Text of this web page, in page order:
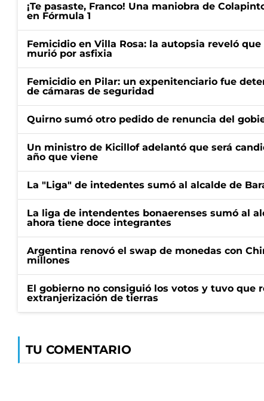
¡Te pasaste, Franco! Una maniobra de
en Fórmula 1
Femicidio en Villa Rosa: la autopsia reveló
murió por asfixia
Femicidio en Pilar: un expenitenciario fue
de cámaras de seguridad
Quirno sumó otro pedido de renuncia del
Un ministro de Kicillof adelantó que será
año que viene
La "Liga" de intedentes sumó al alcalde de
La liga de intendentes bonaerenses sumó al
ahora tiene doce integrantes
Argentina renovó el swap de monedas con
millones
El gobierno no consiguió los votos y tuvo que
extranjerización de tierras
TU COMENTARIO